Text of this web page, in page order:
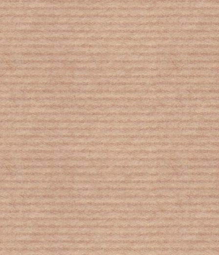
Αποκλεισμένο από την παιδεία το
"ασθενές" φύλο